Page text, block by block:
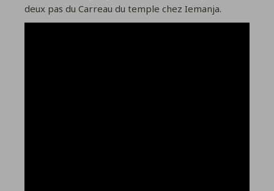
deux pas du Carreau du temple chez Iemanja.